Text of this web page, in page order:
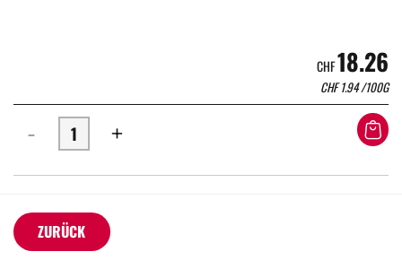
CHF18.26
CHF1.94/100G
- +
ZURÜCK